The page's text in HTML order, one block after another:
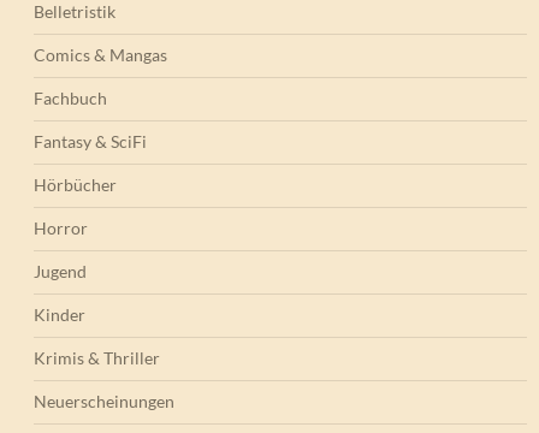
Belletristik
Comics & Mangas
Fachbuch
Fantasy & SciFi
Hörbücher
Horror
Jugend
Kinder
Krimis & Thriller
Neuerscheinungen